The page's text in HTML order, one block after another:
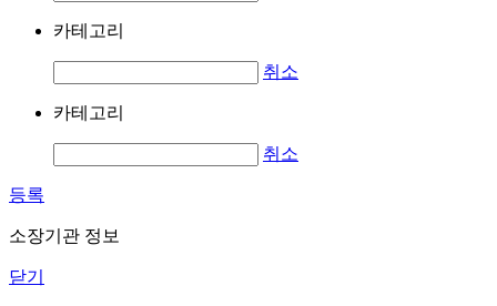
카테고리
취소
카테고리
취소
등록
소장기관 정보
닫기